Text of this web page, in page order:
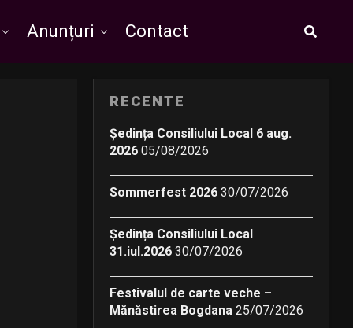
Anunțuri Contact
RECENTE
Ședința Consiliului Local 6 aug.
2026 05/08/2026
Sommerfest 2026 30/07/2026
Ședința Consiliului Local
31.iul.2026 30/07/2026
Festivalul de carte veche –
Mănăstirea Bogdana 25/07/2026